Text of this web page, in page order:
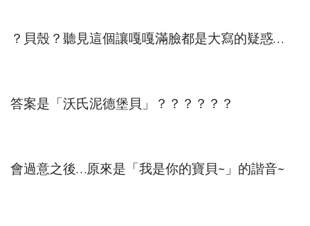
？貝殼？聽見這個讓嘎嘎滿臉都是大寫的疑惑…
答案是「沃氏泥德堡貝」？？？？？？
會過意之後…原來是「我是你的寶貝~」的諧音~